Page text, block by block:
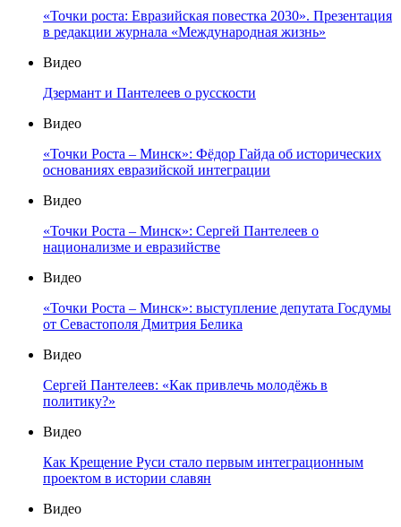
«Точки роста: Евразийская повестка 2030». Презентация
в редакции журнала «Международная жизнь»
Видео
Дзермант и Пантелеев о русскости
Видео
«Точки Роста – Минск»: Фёдор Гайда об исторических
основаниях евразийской интеграции
Видео
«Точки Роста – Минск»: Сергей Пантелеев о
национализме и евразийстве
Видео
«Точки Роста – Минск»: выступление депутата Госдумы
от Севастополя Дмитрия Белика
Видео
Сергей Пантелеев: «Как привлечь молодёжь в
политику?»
Видео
Как Крещение Руси стало первым интеграционным
проектом в истории славян
Видео